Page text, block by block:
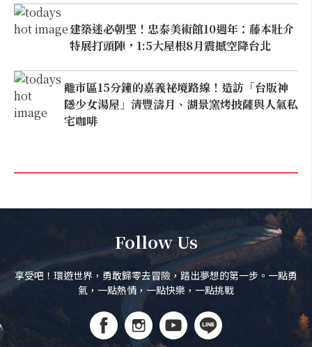
建築迷必朝聖！忠泰美術館10週年：藤本壯介
特展打頭陣，1:5大屋根8月震撼空降台北
離市區15分鐘的嘉義祕境路線！造訪「台版神
隱少女湯屋」清豐濤月、湖景窯烤披薩與人氣私
宅咖啡
Follow Us
享受吧！環遊世界，勇敢歸零去冒險，踏出夢想的第一步。一點勇
氣，一點熱情，一點快樂，一點挑戰